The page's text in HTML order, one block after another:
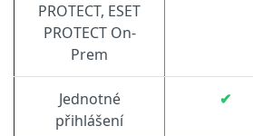
PROTECT, ESET
PROTECT On-
Prem
Jednotné
přihlášení
✔